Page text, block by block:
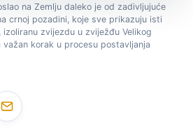
na Zemlju daleko je od zadivljujuće
crnoj pozadini, koje sve prikazuju isti
zvijezdu u zviježđu Velikog
korak u procesu postavljanja